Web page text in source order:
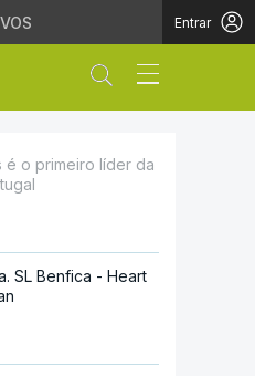
Entrar
Abrir campo
é o primeiro líder da
SL Benfica - Heart